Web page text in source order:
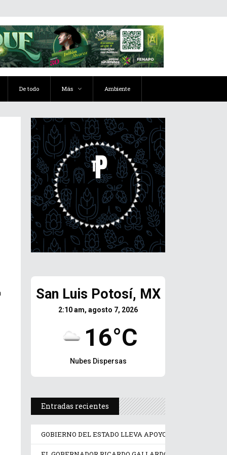
De todo Más Ambiente
San Luis Potosí, MX
2:10 am, agosto 7, 2026
16°C
Nubes Dispersas
Entradas recientes
GOBIERNO DEL ESTADO LLEVA APOYO PSICOLÓGICO